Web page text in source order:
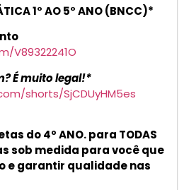
1° AO 5° ANO (BNCC)*
V89322241O
É muito legal!*
shorts/SjCDUyHM5es
do 4º ANO. para TODAS
sob medida para você que
e garantir qualidade nas